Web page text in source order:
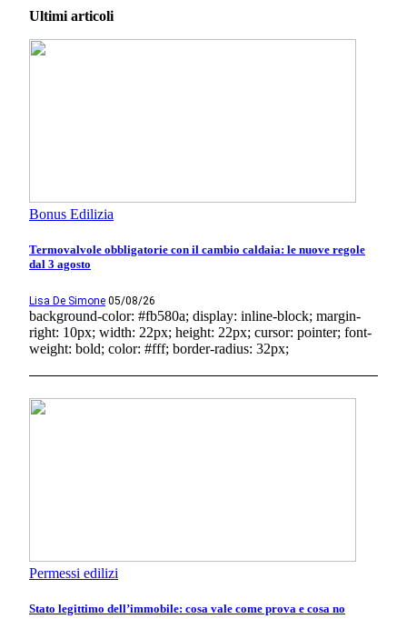
Ultimi articoli
Bonus Edilizia
Termovalvole obbligatorie con il cambio caldaia: le nuove regole
dal 3 agosto
Lisa De Simone 05/08/26
background-color: #fb580a; display: inline-block; margin-
right: 10px; width: 22px; height: 22px; cursor: pointer; font-
weight: bold; color: #fff; border-radius: 32px;
Permessi edilizi
Stato legittimo dell’immobile: cosa vale come prova e cosa no